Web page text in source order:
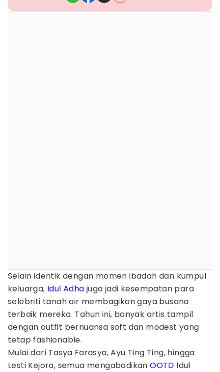
Selain identik dengan momen ibadah dan kumpul
keluarga, Idul Adha juga jadi kesempatan para
selebriti tanah air membagikan gaya busana
terbaik mereka. Tahun ini, banyak artis tampil
dengan outfit bernuansa soft dan modest yang
tetap fashionable.
Mulai dari Tasya Farasya, Ayu Ting Ting, hingga
Lesti Kejora, semua mengabadikanOOTD Idul